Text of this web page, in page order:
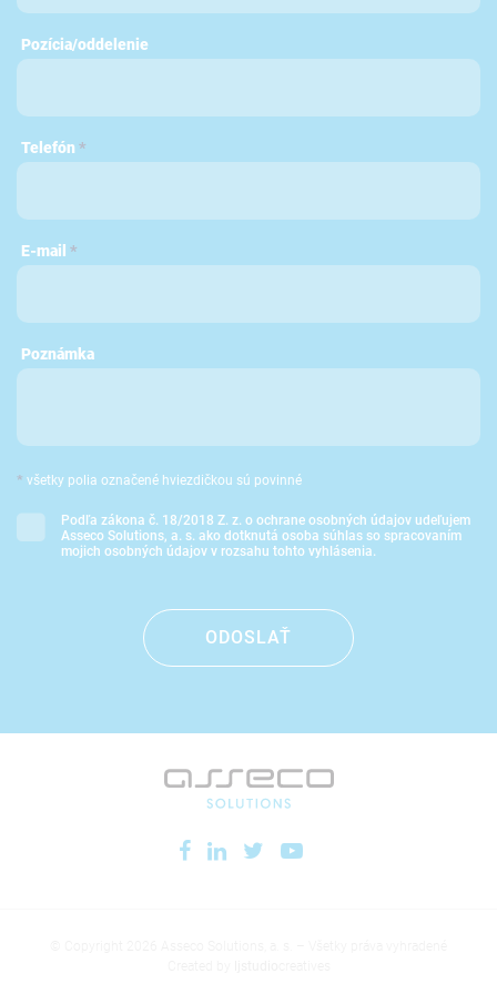
Pozícia/oddelenie
Telefón *
E-mail *
Poznámka
* všetky polia označené hviezdičkou sú povinné
Podľa zákona č. 18/2018 Z. z. o ochrane osobných údajov udeľujem
Asseco Solutions, a. s. ako dotknutá osoba súhlas so spracovaním
mojich osobných údajov v rozsahu tohto vyhlásenia.
ODOSLAŤ